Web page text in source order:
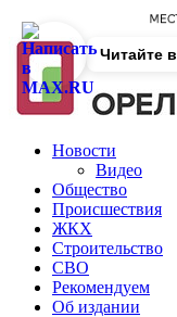
Новости
Видео
Общество
Происшествия
ЖКХ
Строительство
СВО
Рекомендуем
Об издании
Читайте